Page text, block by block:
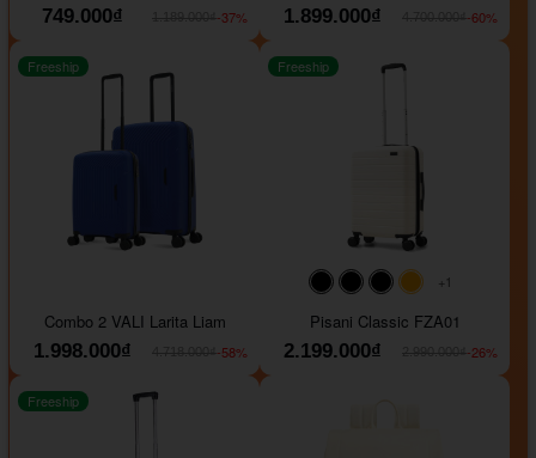
749.000₫
-37%
1.899.000₫
-60%
Freeship
Combo 2 VALI Larita Liam
1.998.000₫
-58%
#000000#000000
#000000
#ffa500
+1
Freeship
Pisani Classic FZA01
2.199.000₫
-26%
Freeship